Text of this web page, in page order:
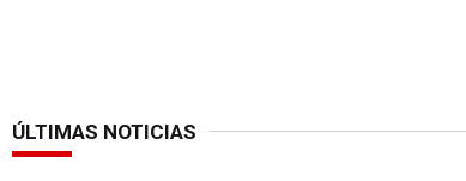
ÚLTIMAS NOTICIAS